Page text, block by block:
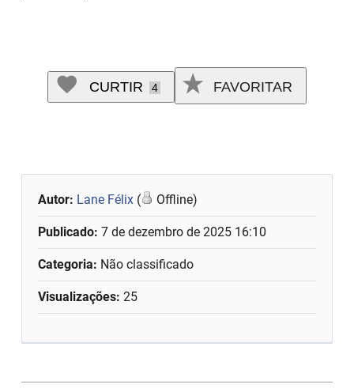
CURTIR 4 FAVORITAR
Autor: Lane Félix ( Offline)
Publicado:7 de dezembro de 2025 16:10
Categoria: Não classificado
Visualizações: 25